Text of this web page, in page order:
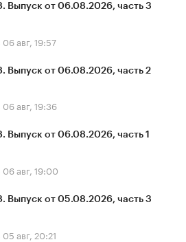
Выпуск от 06.08.2026, часть 3
06 авг, 19:57
Выпуск от 06.08.2026, часть 2
06 авг, 19:36
Выпуск от 06.08.2026, часть 1
06 авг, 19:00
Выпуск от 05.08.2026, часть 3
05 авг, 20:21